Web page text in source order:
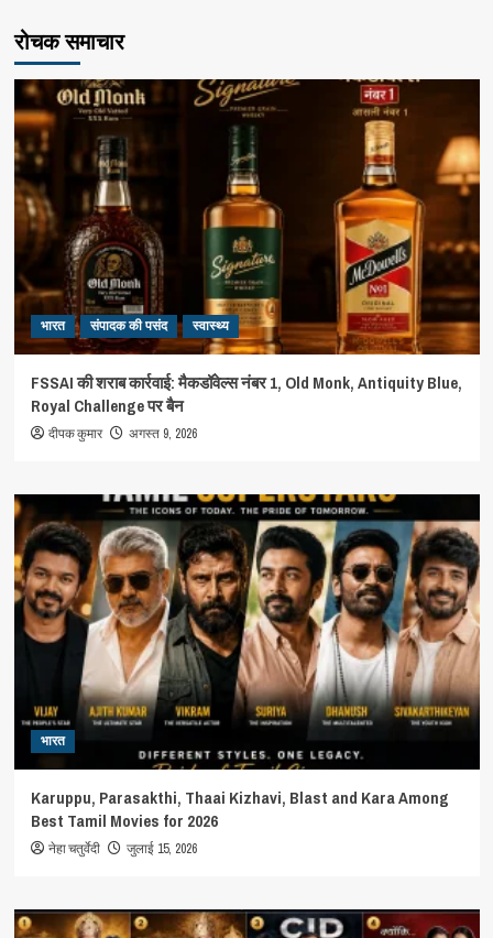
रोचक समाचार
भारत संपादक की पसंद स्वास्थ्य
FSSAI की शराब कार्रवाई: मैकडॉवेल्स नंबर 1, Old Monk, Antiquity Blue,
Royal Challenge पर बैन
दीपक कुमार अगस्त 9, 2026
भारत
Karuppu, Parasakthi, Thaai Kizhavi, Blast and Kara Among
Best Tamil Movies for 2026
नेहा चतुर्वेदी जुलाई 15, 2026